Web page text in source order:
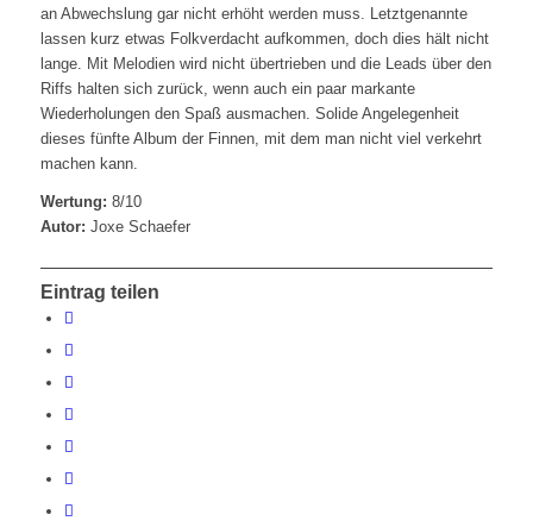
an Abwechslung gar nicht erhöht werden muss. Letztgenannte
lassen kurz etwas Folkverdacht aufkommen, doch dies hält nicht
lange. Mit Melodien wird nicht übertrieben und die Leads über den
Riffs halten sich zurück, wenn auch ein paar markante
Wiederholungen den Spaß ausmachen. Solide Angelegenheit
dieses fünfte Album der Finnen, mit dem man nicht viel verkehrt
machen kann.
Wertung: 8/10
Autor: Joxe Schaefer
Eintrag teilen